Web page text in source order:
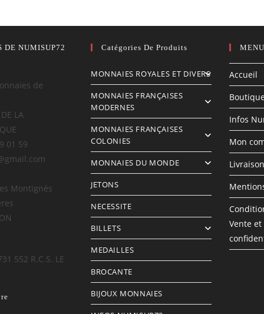
DE NUMISUP72
de
LA
01 59
Montignés
552 R.C.S. LE
Catégories De Produits
MONNAIES ROYALES ET DIVERS
MONNAIES FRANÇAISES
MODERNES
MONNAIES FRANÇAISES
COLONIES
MONNAIES DU MONDE
JETONS
NECESSITE
BILLETS
MEDAILLES
BROCANTE
BIJOUX MONNAIES
Accueil
Infos
Mon
Livraison
Vente